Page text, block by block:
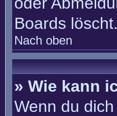
Boards löscht.
Nach oben
» Wie kann
Wenn du